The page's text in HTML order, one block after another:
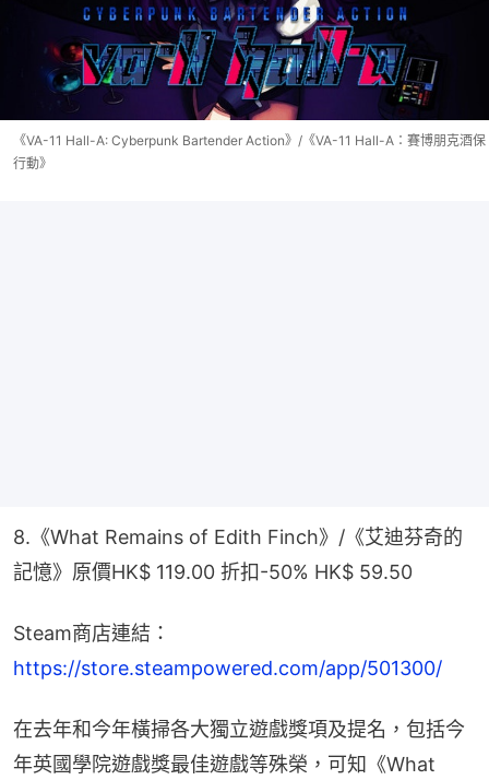
《VA-11 Hall-A: Cyberpunk Bartender Action》/《VA-11 Hall-A：賽博朋克酒保
行動》
8.《What Remains of Edith Finch》/《艾迪芬奇的
記憶》原價HK$ 119.00 折扣-50% HK$ 59.50
Steam商店連結：
https://store.steampowered.com/app/501300/
在去年和今年橫掃各大獨立遊戲獎項及提名，包括今
年英國學院遊戲獎最佳遊戲等殊榮，可知《What